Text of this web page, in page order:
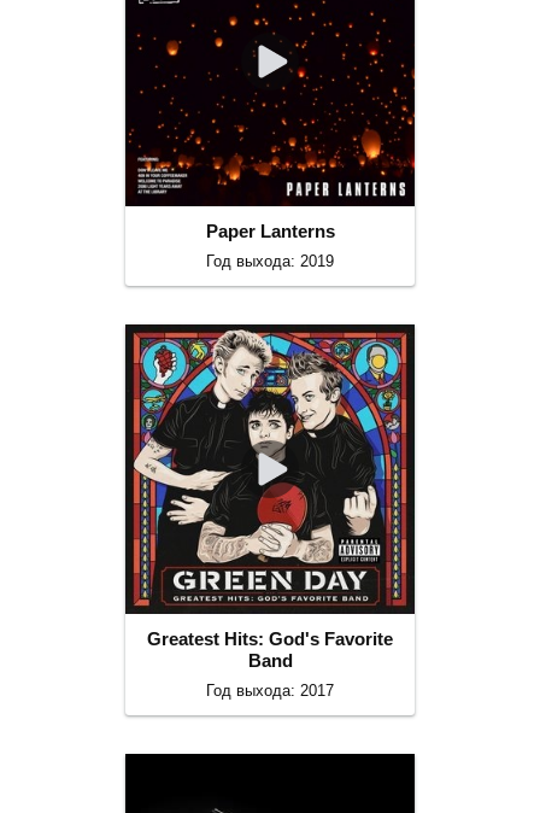
Paper Lanterns
Год выхода: 2019
Greatest Hits: God's Favorite
Band
Год выхода: 2017